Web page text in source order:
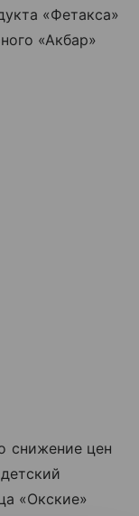
«Фетакса»
«Акбар»
снижение цен
«Окские»